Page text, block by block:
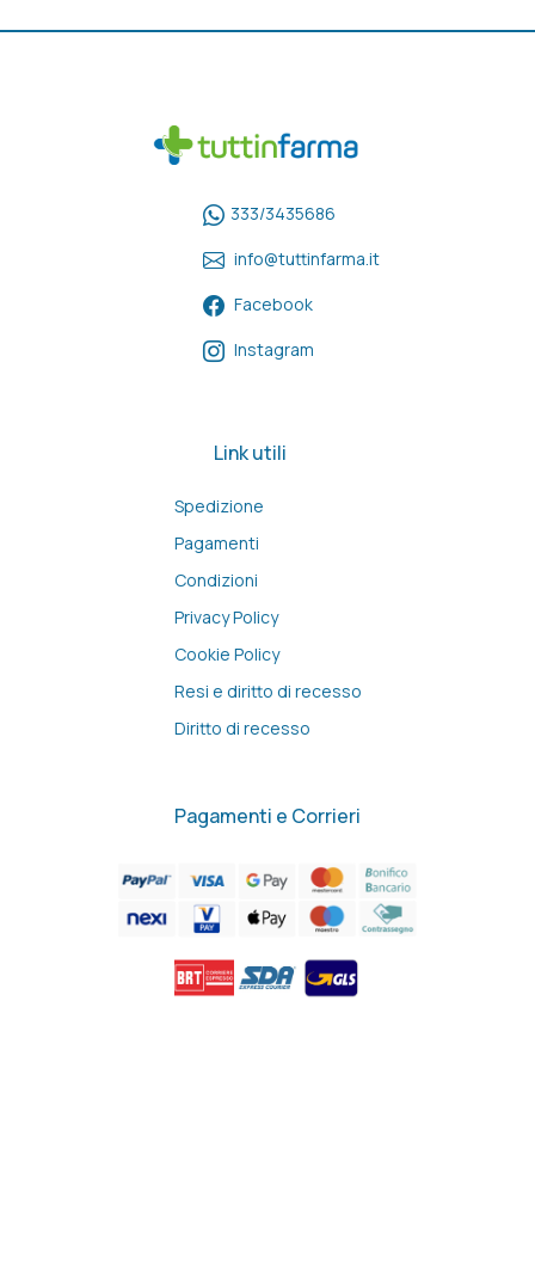
333/3435686
info@tuttinfarma.it
Facebook
Instagram
Link utili
Spedizione
Pagamenti
Condizioni
Privacy Policy
Cookie Policy
Resi e diritto di recesso
Diritto di recesso
Pagamenti e Corrieri